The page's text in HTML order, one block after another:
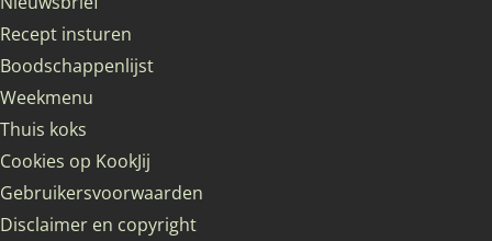
Recept insturen
Boodschappenlijst
Weekmenu
Thuis koks
Cookies op KookJij
Gebruikersvoorwaarden
Disclaimer en copyright